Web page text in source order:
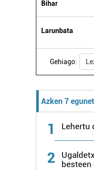
Bihar
Larunbata
Gehiago:
Azken 7
1 Lehertu
2